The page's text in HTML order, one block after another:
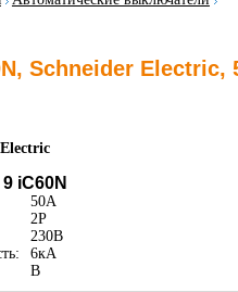
Schneider Electric,
iC60N
50А
2P
230В
6кА
B